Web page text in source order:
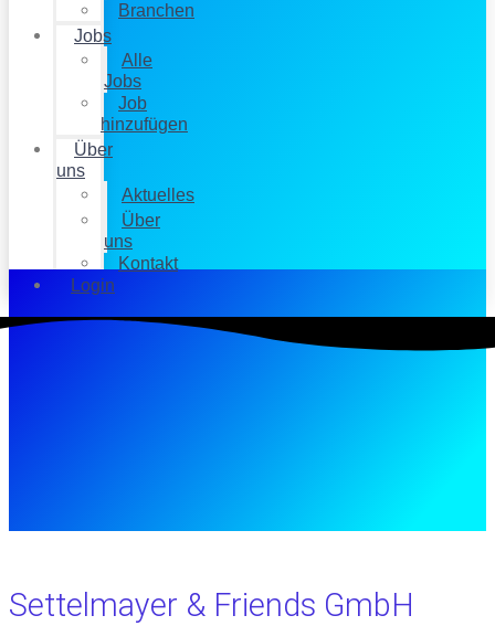
Branchen
Jobs
Alle
Jobs
Job
hinzufügen
Über
uns
Aktuelles
Über
uns
Kontakt
Login
Settelmayer & Friends GmbH